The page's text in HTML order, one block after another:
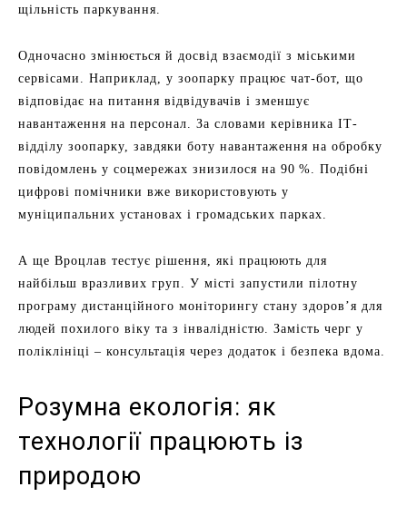
щільність паркування.
Одночасно змінюється й досвід взаємодії з міськими
сервісами. Наприклад, у зоопарку працює чат-бот, що
відповідає на питання відвідувачів і зменшує
навантаження на персонал. За словами керівника ІТ-
відділу зоопарку, завдяки боту навантаження на обробку
повідомлень у соцмережах знизилося на 90 %. Подібні
цифрові помічники вже використовують у
муніципальних установах і громадських парках.
А ще Вроцлав тестує рішення, які працюють для
найбільш вразливих груп. У місті запустили пілотну
програму дистанційного моніторингу стану здоров’я для
людей похилого віку та з інвалідністю. Замість черг у
поліклініці – консультація через додаток і безпека вдома.
Розумна екологія: як
технології працюють із
природою